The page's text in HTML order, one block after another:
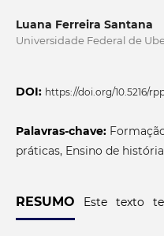
Luana Ferreira Santana
Universidade Federal de
DOI: https://doi.org/10.5216/
Palavras-chave:
práticas, Ensino de história
RESUMO Este texto